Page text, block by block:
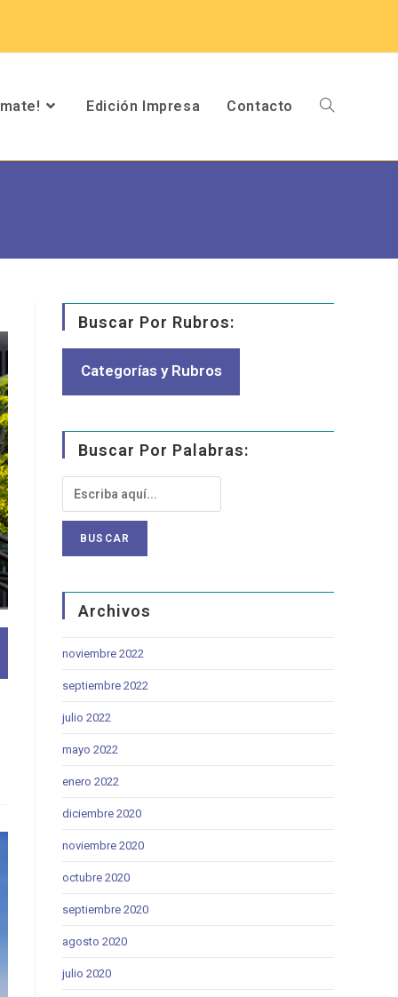
Edición Impresa Contacto
Buscar Por Rubros:
Categorías y Rubros
Buscar Por Palabras:
Archivos
noviembre 2022
septiembre 2022
julio 2022
mayo 2022
enero 2022
diciembre 2020
noviembre 2020
octubre 2020
septiembre 2020
agosto 2020
julio 2020